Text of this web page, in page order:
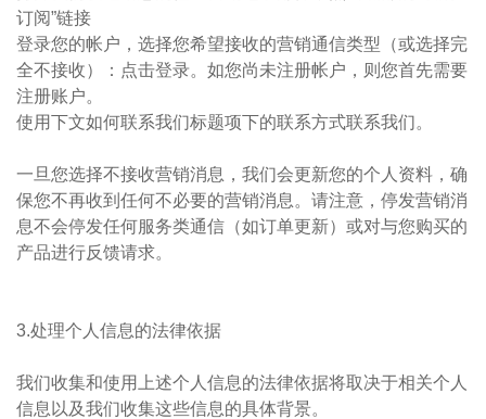
订阅”链接
登录您的帐户，选择您希望接收的营销通信类型（或选择完
全不接收）：点击登录。如您尚未注册帐户，则您首先需要
注册账户。
使用下文如何联系我们标题项下的联系方式联系我们。
一旦您选择不接收营销消息，我们会更新您的个人资料，确
保您不再收到任何不必要的营销消息。请注意，停发营销消
息不会停发任何服务类通信（如订单更新）或对与您购买的
产品进行反馈请求。
3.处理个人信息的法律依据
我们收集和使用上述个人信息的法律依据将取决于相关个人
信息以及我们收集这些信息的具体背景。